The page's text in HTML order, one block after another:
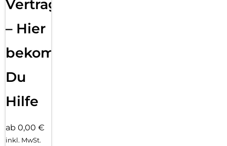
Vertragsabwicklung
– Hier
bekommst
Du
Hilfe
ab 0,00 €
inkl. MwSt.